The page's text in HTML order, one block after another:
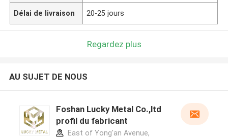
Délai de livraison 20-25 jours
Regardez plus
AU SUJET DE NOUS
Foshan Lucky Metal Co.,ltd
profil du fabricant
East of Yong'an Avenue,